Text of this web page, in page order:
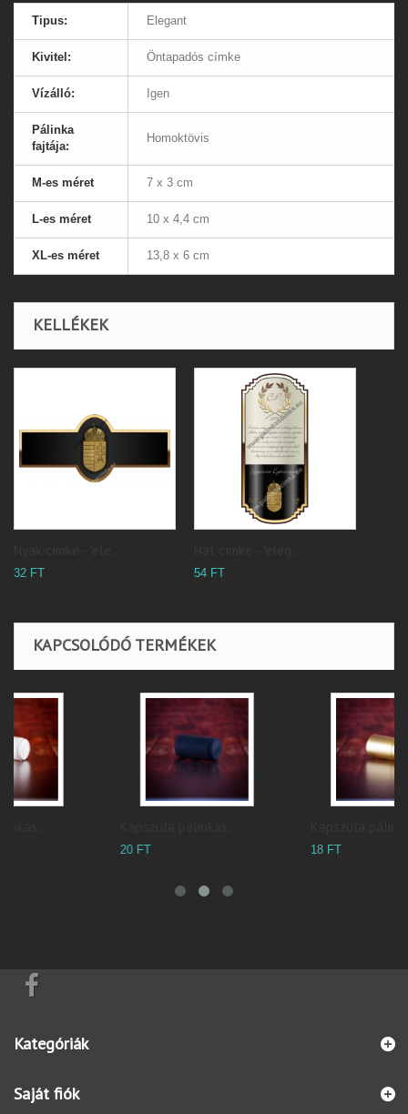
Tipus: Elegant
Kivitel: Öntapadós címke
Vízálló: Igen
Pálinka
fajtája:
Homoktövis
M-es méret 7 x 3 cm
L-es méret 10 x 4,4 cm
XL-es méret 13,8 x 6 cm
KELLÉKEK
32 FT 54 FT
KAPCSOLÓDÓ TERMÉKEK
Kategóriák
Saját fiók